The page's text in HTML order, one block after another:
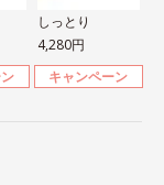
しっとり
4,280円
キャンペーン